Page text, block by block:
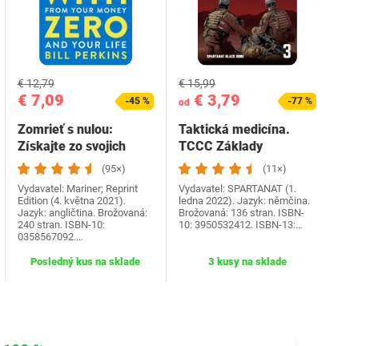
€ 7,09
€ 12,79
-45 %
Zomrieť s nulou:
Získajte zo svojich
peňazí a života…(95×)
Vydavatel: Mariner; Reprint
Edition (4. května 2021).
Jazyk: angličtina. Brožovaná:
240 stran. ISBN-10:
0358567092.…
Posledný kus na sklade
od € 3,79
€ 15,99
-77 %
Taktická medicína.
TCCC Základy
starostlivosti o
zranených…
(11×)
Vydavatel: SPARTANAT (1.
ledna 2022). Jazyk: němčina.
Brožovaná: 136 stran. ISBN-
10: 3950532412. ISBN-13:…
3 kusy na sklade